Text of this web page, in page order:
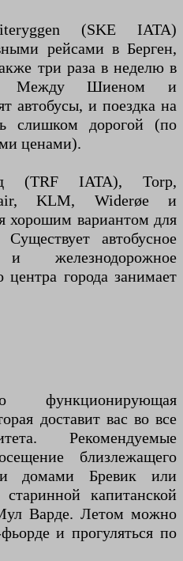
(SKE IATA)
рейсами в Берген,
три раза в неделю в
Между Шиеном и
автобусы, и поездка на
слишком дорогой (по
ценами).
(TRF IATA), Torp,
KLM, Widerøe и
хорошим вариантом для
автобусное
и железнодорожное
города занимает
функционирующая
доставит вас во все
Рекомендуемые
близлежащего
домами Бревик или
капитанской
Варде. Летом можно
и прогуляться по